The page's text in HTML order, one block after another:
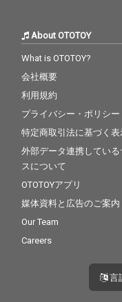
About OTOTOY
What is OTOTOY?
会社概要
利用規約
プライバシー・ポリシー
特定商取引法に基づく表
外部データ連携してい
スについて
OTOTOYアプリ
媒体資料と広告のご案内
Our Team
Careers
言